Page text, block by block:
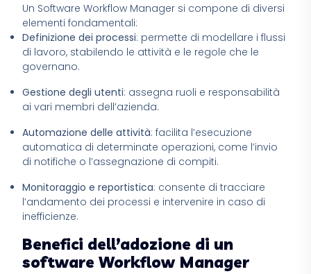
Un Software Workflow Manager si compone di diversi
elementi fondamentali:
Definizione dei processi: permette di modellare i flussi
di lavoro, stabilendo le attività e le regole che le
governano.
Gestione degli utenti: assegna ruoli e responsabilità
ai vari membri dell’azienda.
Automazione delle attività: facilita l’esecuzione
automatica di determinate operazioni, come l’invio
di notifiche o l’assegnazione di compiti.
Monitoraggio e reportistica: consente di tracciare
l’andamento dei processi e intervenire in caso di
inefficienze.
Benefici dell’adozione di un
software Workflow Manager